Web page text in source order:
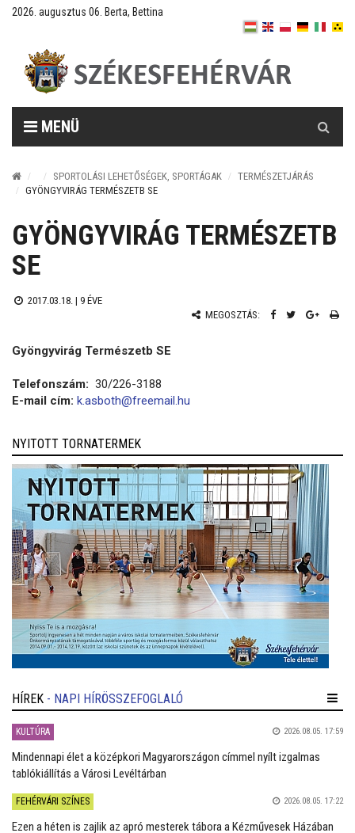
2026. augusztus 06. Berta, Bettina
MENÜ
SPORTOLÁSI LEHETŐSÉGEK, SPORTÁGAK
TERMÉSZETJÁRÁS
GYÖNGYVIRÁG TERMÉSZETB SE
GYÖNGYVIRÁG TERMÉSZETB
SE
2017.03.18. | 9 ÉVE
MEGOSZTÁS:
Gyöngyvirág Természetb SE
Telefonszám: 30/226-3188
E-mail cím: k.asboth@freemail.hu
NYITOTT TORNATERMEK
HÍREK - NAPI HÍRÖSSZEFOGLALÓ
KULTÚRA 2026.08.05. 17:59
Mindennapi élet a középkori Magyarországon címmel nyílt izgalmas
tablókiállítás a Városi Levéltárban
FEHÉRVÁRI SZÍNES 2026.08.05. 17:22
Ezen a héten is zajlik az apró mesterek tábora a Kézművesek Házában